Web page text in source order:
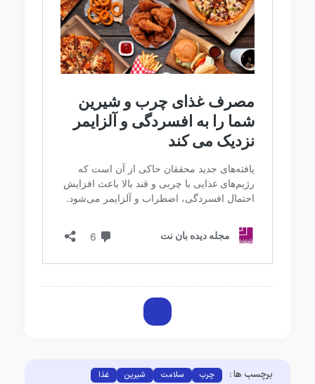
برچسب ها : چرب سلامت شیرین غذا